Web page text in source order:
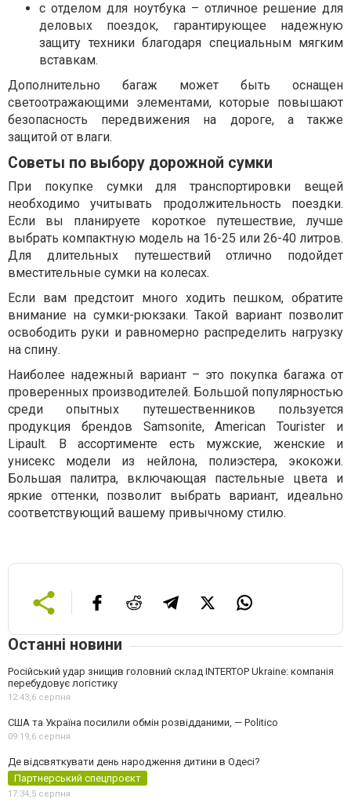
с отделом для ноутбука – отличное решение для
деловых поездок, гарантирующее надежную
защиту техники благодаря специальным мягким
вставкам.
Дополнительно багаж может быть оснащен
светоотражающими элементами, которые повышают
безопасность передвижения на дороге, а также
защитой от влаги.
Советы по выбору дорожной сумки
При покупке сумки для транспортировки вещей
необходимо учитывать продолжительность поездки.
Если вы планируете короткое путешествие, лучше
выбрать компактную модель на 16-25 или 26-40 литров.
Для длительных путешествий отлично подойдет
вместительные сумки на колесах.
Если вам предстоит много ходить пешком, обратите
внимание на сумки-рюкзаки. Такой вариант позволит
освободить руки и равномерно распределить нагрузку
на спину.
Наиболее надежный вариант – это покупка багажа от
проверенных производителей. Большой популярностью
среди опытных путешественников пользуется
продукция брендов Samsonite, American Tourister и
Lipault. В ассортименте есть мужские, женские и
унисекс модели из нейлона, полиэстера, экокожи.
Большая палитра, включающая пастельные цвета и
яркие оттенки, позволит выбрать вариант, идеально
соответствующий вашему привычному стилю.
Останні новини
Російський удар знищив головний склад INTERTOP Ukraine: компанія
перебудовує логістику
12:43,6 серпня
США та Україна посилили обмін розвідданими, — Politico
09:19,6 серпня
Де відсвяткувати день народження дитини в Одесі?
Партнерський спецпроєкт
17:34,5 серпня